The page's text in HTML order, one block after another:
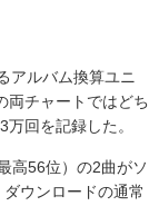
アルバム換算ユニ
両チャートではどち
回を記録した。
高56位）の2曲がソ
ウンロードの通常